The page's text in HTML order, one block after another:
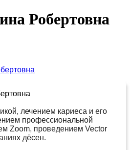
Робертовна
лечением кариеса и его
профессиональной
Zoom, проведением Vector
дёсен.